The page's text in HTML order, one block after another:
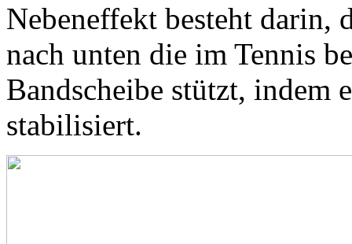
Nebeneffekt besteht darin,
nach unten die im Tennis
Bandscheibe stützt, indem
stabilisiert.